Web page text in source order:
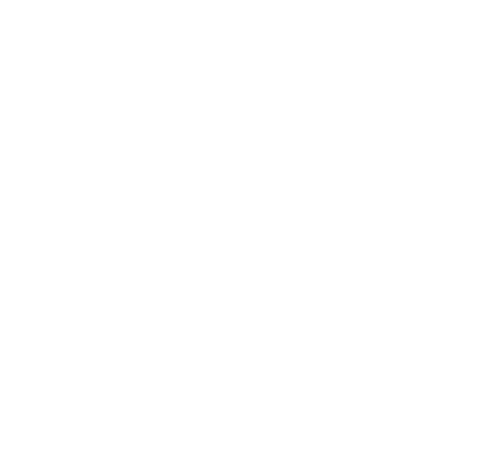
possa acompanhar seu caso e detectar qualquer avanço na doença. Para
que a sua qualidade de vida não seja comprometida. No entanto, para
de urina.
pois é senso comum que este é um sinal de que há algo errado nas
através de exames de urina. Este tipo de sangramento na urina pode